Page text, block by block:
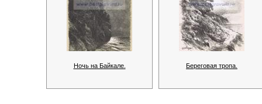
Ночь на Байкале. Береговая тропа.